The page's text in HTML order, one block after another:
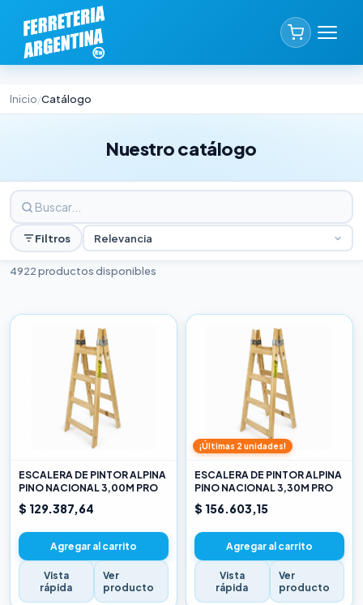
Inicio/Catálogo
Nuestro catálogo
Filtros Relevancia
4922 productos disponibles
ESCALERA DE PINTOR ALPINA
PINO NACIONAL 3,00M PRO
$ 129.387,64
Agregar al carrito
Vista
rápida
Ver
producto
¡Últimas 2 unidades!
ESCALERA DE PINTOR ALPINA
PINO NACIONAL 3,30M PRO
$ 156.603,15
Agregar al carrito
Vista
rápida
Ver
producto